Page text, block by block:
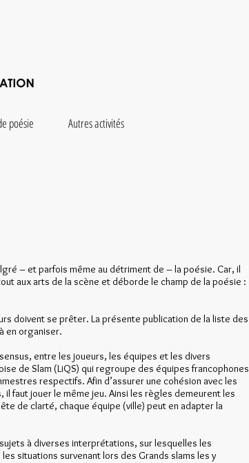
poésie Autres activités
– et parfois même au détriment de – la poésie. Car, il
aux arts de la scène et déborde le champ de la poésie :
doivent se prêter. La présente publication de la liste des
en organiser.
entre les joueurs, les équipes et les divers
de Slam (LiQS) qui regroupe des équipes francophones
respectifs. Afin d’assurer une cohésion avec les
faut jouer le même jeu. Ainsi les règles demeurent les
de clarté, chaque équipe (ville) peut en adapter la
à diverses interprétations, sur lesquelles les
situations survenant lors des Grands slams les y